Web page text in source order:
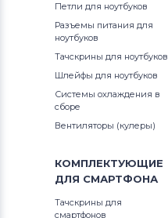
Петли для ноутбуков
Разъемы питания для
ноутбуков
Тачскрины для ноутбуков
Шлейфы для ноутбуков
Системы охлаждения в
сборе
Вентиляторы (кулеры)
КОМПЛЕКТУЮЩИЕ
ДЛЯ СМАРТФОНА
Тачскрины для
смартфонов